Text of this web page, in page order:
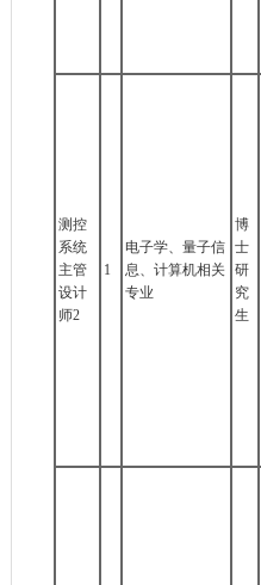
测控
系统
主管
设计
师2
1
电子学、量子信
息、计算机相关
专业
博
士
研
究
生